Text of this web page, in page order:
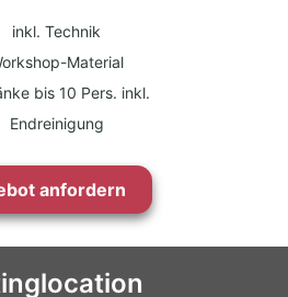
inkl. Technik
Material
bis 10 Pers. inkl.
Endreinigung
anfordern